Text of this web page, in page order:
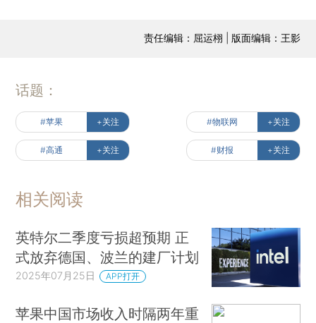
责任编辑：屈运栩 | 版面编辑：王影
话题：
#苹果 +关注 #物联网 +关注
#高通 +关注 #财报 +关注
相关阅读
英特尔二季度亏损超预期 正
式放弃德国、波兰的建厂计划
2025年07月25日 APP打开
苹果中国市场收入时隔两年重